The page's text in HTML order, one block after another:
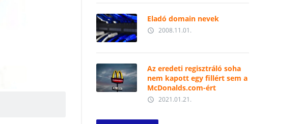
Eladó domain nevek
access_time 2008.11.01.
Az eredeti regisztráló soha
nem kapott egy fillért sem a
McDonalds.com-ért
access_time 2021.01.21.